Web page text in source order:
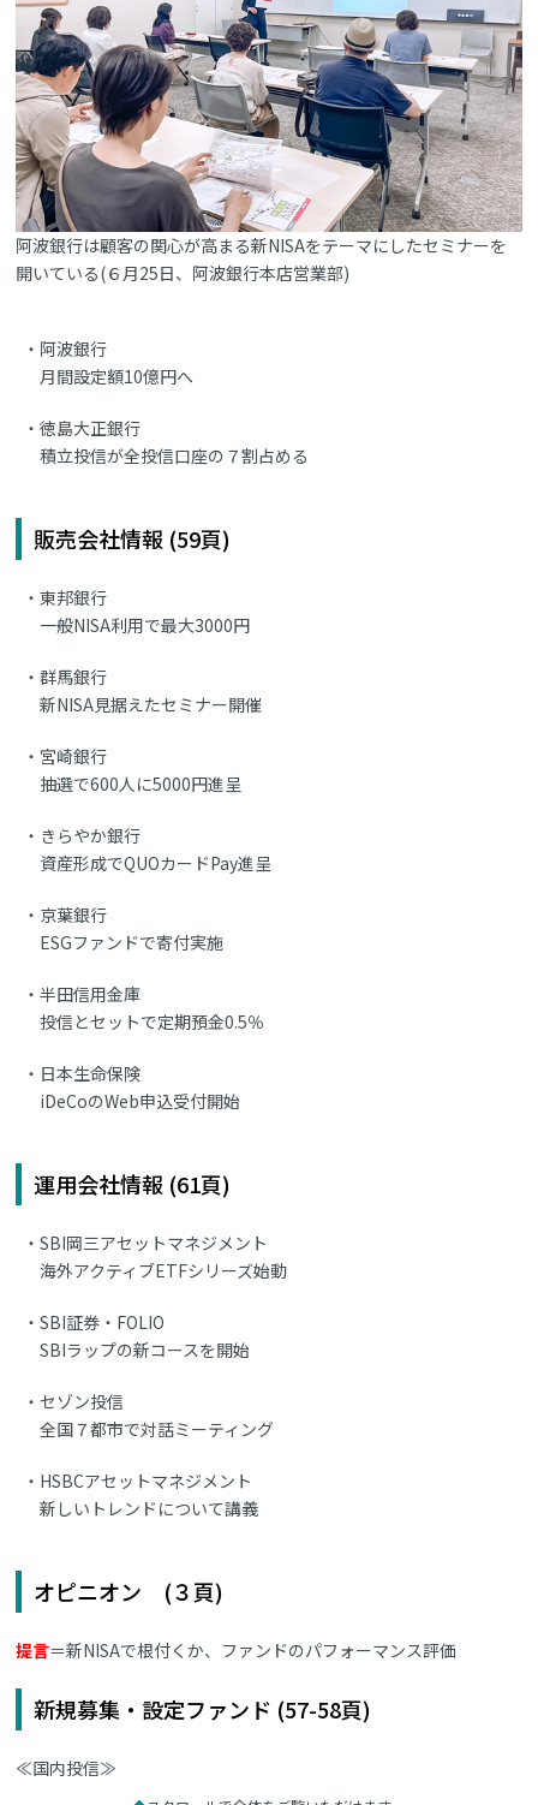
阿波銀行は顧客の関心が高まる新NISAをテーマにしたセミナーを
開いている(６月25日、阿波銀行本店営業部)
阿波銀行
月間設定額10億円へ
徳島大正銀行
積立投信が全投信口座の７割占める
販売会社情報 (59頁)
東邦銀行
一般NISA利用で最大3000円
群馬銀行
新NISA見据えたセミナー開催
宮崎銀行
抽選で600人に5000円進呈
きらやか銀行
資産形成でQUOカードPay進呈
京葉銀行
ESGファンドで寄付実施
半田信用金庫
投信とセットで定期預金0.5％
日本生命保険
iDeCoのWeb申込受付開始
運用会社情報 (61頁)
SBI岡三アセットマネジメント
海外アクティブETFシリーズ始動
SBI証券・FOLIO
SBIラップの新コースを開始
セゾン投信
全国７都市で対話ミーティング
HSBCアセットマネジメント
新しいトレンドについて講義
オピニオン (３頁)
提言＝新NISAで根付くか、ファンドのパフォーマンス評価
新規募集・設定ファンド (57-58頁)
≪国内投信≫